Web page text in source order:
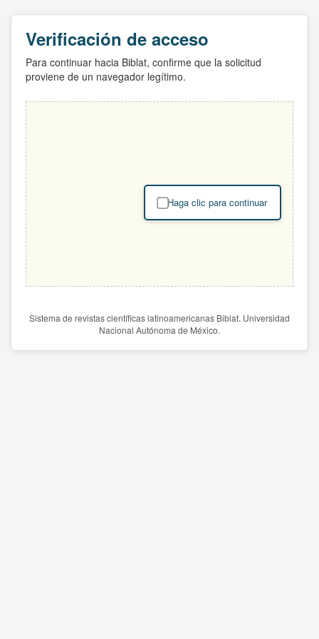
Verificación de acceso
Para continuar hacia Biblat, confirme que la solicitud
proviene de un navegador legítimo.
Haga clic para continuar
Sistema de revistas científicas latinoamericanas Biblat. Universidad
Nacional Autónoma de México.